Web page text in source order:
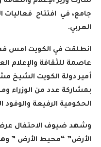
جامع، في افتتاح فعاليات
العربي.
انطلقت في الكويت امس
أمير دولة الكويت الشيخ
بمشاركة عدد من
الحكومية الرفيعة والوفود
وشهد ضيوف الاحتفال
الأرض” “محيط الأرض ”